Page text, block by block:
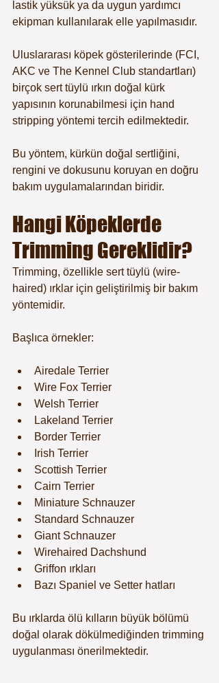
lastik yüksük ya da uygun yardımcı
ekipman kullanılarak elle yapılmasıdır.
Uluslararası köpek gösterilerinde (FCI,
AKC ve The Kennel Club standartları)
birçok sert tüylü ırkın doğal kürk
yapısının korunabilmesi için hand
stripping yöntemi tercih edilmektedir.
Bu yöntem, kürkün doğal sertliğini,
rengini ve dokusunu koruyan en doğru
bakım uygulamalarından biridir.
Hangi Köpeklerde
Trimming Gereklidir?
Trimming, özellikle sert tüylü (wire-
haired) ırklar için geliştirilmiş bir bakım
yöntemidir.
Başlıca örnekler:
Airedale Terrier
Wire Fox Terrier
Welsh Terrier
Lakeland Terrier
Border Terrier
Irish Terrier
Scottish Terrier
Cairn Terrier
Miniature Schnauzer
Standard Schnauzer
Giant Schnauzer
Wirehaired Dachshund
Griffon ırkları
Bazı Spaniel ve Setter hatları
Bu ırklarda ölü kılların büyük bölümü
doğal olarak dökülmediğinden trimming
uygulanması önerilmektedir.